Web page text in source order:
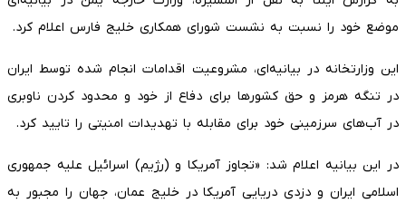
موضع خود را نسبت به نشست شورای همکاری خلیج فارس اعلام کرد.
این وزارتخانه در بیانیه‌ای، مشروعیت اقدامات انجام شده توسط ایران
در تنگه هرمز و حق کشورها برای دفاع از خود و محدود کردن ناوبری
در آب‌های سرزمینی خود برای مقابله با تهدیدات امنیتی را تایید کرد.
در این بیانیه اعلام شد: «تجاوز آمریکا و (رژیم) اسرائیل علیه جمهوری
اسلامی ایران و دزدی دریایی آمریکا در خلیج عمان، جهان را مجبور به